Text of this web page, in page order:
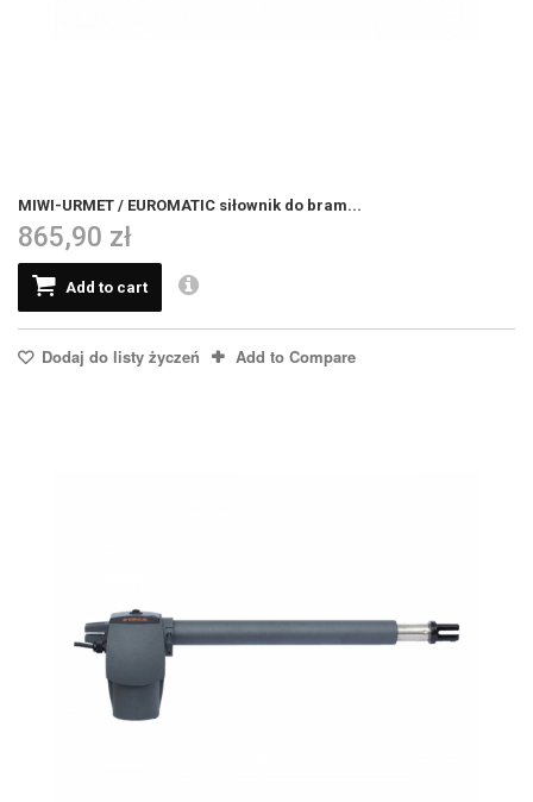
MIWI-URMET / EUROMATIC siłownik do bram...
865,90 zł
Add to cart
Dodaj do listy życzeń Add to Compare